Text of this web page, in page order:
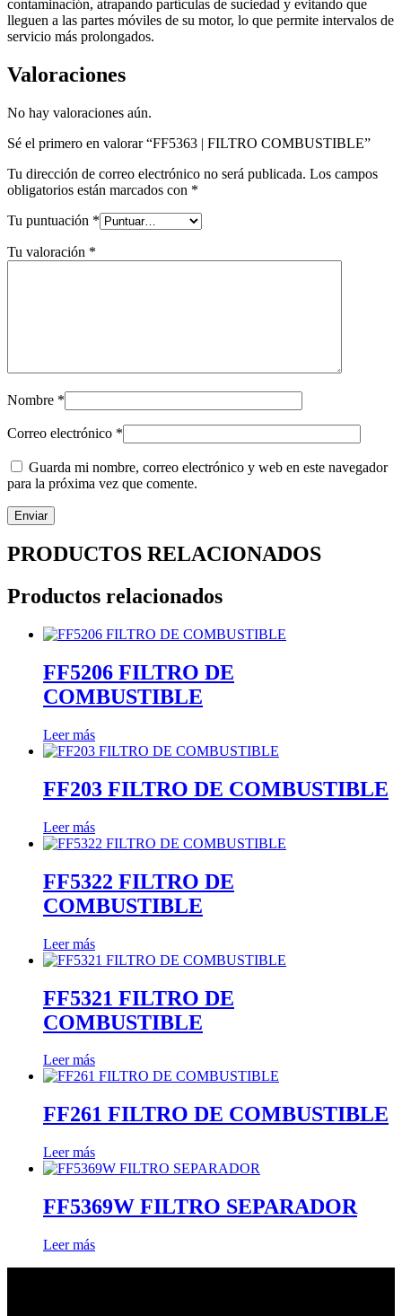
contaminación, atrapando partículas de suciedad y evitando que
lleguen a las partes móviles de su motor, lo que permite intervalos de
servicio más prolongados.
Valoraciones
No hay valoraciones aún.
Sé el primero en valorar “FF5363 | FILTRO COMBUSTIBLE”
Tu dirección de correo electrónico no será publicada. Los campos
obligatorios están marcados con *
Tu puntuación *
Tu valoración *
Nombre *
Correo electrónico *
Guarda mi nombre, correo electrónico y web en este navegador
para la próxima vez que comente.
PRODUCTOS RELACIONADOS
Productos relacionados
FF5206 FILTRO DE
COMBUSTIBLE
Leer más
FF203 FILTRO DE COMBUSTIBLE
Leer más
FF5322 FILTRO DE
COMBUSTIBLE
Leer más
FF5321 FILTRO DE
COMBUSTIBLE
Leer más
FF261 FILTRO DE COMBUSTIBLE
Leer más
FF5369W FILTRO SEPARADOR
Leer más